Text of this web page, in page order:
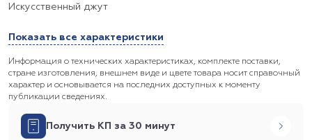
Искусственный джут
Показать все характеристики
Информация о технических характеристиках, комплекте поставки,
стране изготовления, внешнем виде и цвете товара носит справочный
характер и основывается на последних доступных к моменту
публикации сведениях.
Получить КП за 30 минут